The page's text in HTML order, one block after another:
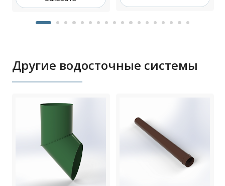
Другие водосточные системы